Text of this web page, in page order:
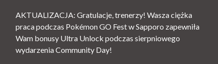
AKTUALIZACJA: Gratulacje, trenerzy! Wasza ciężka
praca podczas Pokémon GO Fest w Sapporo zapewniła
Wam bonusy Ultra Unlock podczas sierpniowego
wydarzenia Community Day!